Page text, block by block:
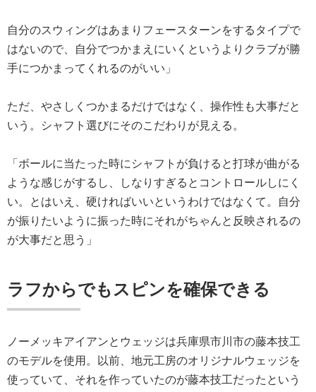
自分のスウィングはあまりフェースターンをするタイプで
はないので、自分でつかまえにいくというよりクラブが勝
手につかまってくれるのがいい」
ただ、やさしくつかまるだけではなく、操作性も大事だと
いう。シャフト選びにそのこだわりが見える。
「ボールに当たった時にシャフトが負けると打球が曲がる
ような感じがするし、しなりすぎるとコントロールしにく
い。とはいえ、硬ければいいというわけではなくて。自分
が振りたいように振った時にそれがちゃんと反映されるの
が大事だと思う」
ラフからでもスピンを確保できる
ノーメッキアイアンとウェッジは兵庫県市川市の藤本技工
のモデルを使用。以前、地元工房のオリジナルウェッジを
使っていて、それを作っていたのが藤本技工だったという